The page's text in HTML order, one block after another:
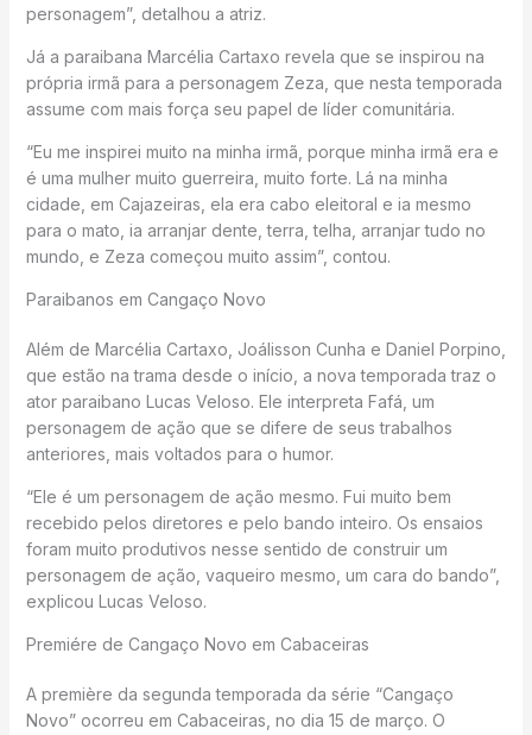
personagem”, detalhou a atriz.
Já a paraibana Marcélia Cartaxo revela que se inspirou na
própria irmã para a personagem Zeza, que nesta temporada
assume com mais força seu papel de líder comunitária.
“Eu me inspirei muito na minha irmã, porque minha irmã era e
é uma mulher muito guerreira, muito forte. Lá na minha
cidade, em Cajazeiras, ela era cabo eleitoral e ia mesmo
para o mato, ia arranjar dente, terra, telha, arranjar tudo no
mundo, e Zeza começou muito assim”, contou.
Paraibanos em Cangaço Novo
Além de Marcélia Cartaxo, Joálisson Cunha e Daniel Porpino,
que estão na trama desde o início, a nova temporada traz o
ator paraibano Lucas Veloso. Ele interpreta Fafá, um
personagem de ação que se difere de seus trabalhos
anteriores, mais voltados para o humor.
“Ele é um personagem de ação mesmo. Fui muito bem
recebido pelos diretores e pelo bando inteiro. Os ensaios
foram muito produtivos nesse sentido de construir um
personagem de ação, vaqueiro mesmo, um cara do bando”,
explicou Lucas Veloso.
Premiére de Cangaço Novo em Cabaceiras
A première da segunda temporada da série “Cangaço
Novo” ocorreu em Cabaceiras, no dia 15 de março. O